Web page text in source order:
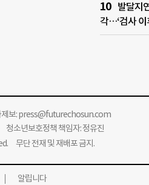
발달지
각…‘검사 이
보:press@futurechosun.com
소년보호정책 책임자: 정유진
무단 전재 및 재배포 금지.
알립니다